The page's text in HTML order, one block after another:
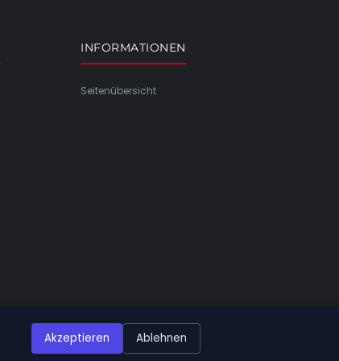
INFORMATIONEN
Seitenübersicht
Akzeptieren Ablehnen